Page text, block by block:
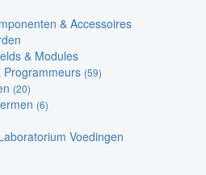
& Accessoires
& Modules
Programmeurs (59)
(20)
(6)
Voedingen